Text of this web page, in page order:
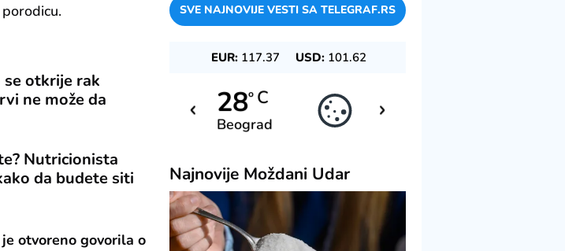
se otkrije rak
ne može da
Nutricionista
da budete siti
je otvoreno govorila o
SVE NAJNOVIJE VESTI SA TELEGRAF.RS
EUR: 117.37 USD: 101.62
o C 28o C
Beograd
Najnovije Moždani Udar